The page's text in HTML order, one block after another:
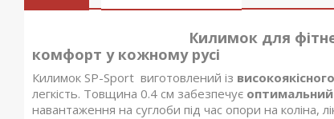
Килимок для фітнесу та йоги
комфорт у кожному русі
Килимок SP-Sport виготовлений із
легкість. Товщина 0.4 см забезпечує оптимальний
навантаження на суглоби під час опори на коліна,